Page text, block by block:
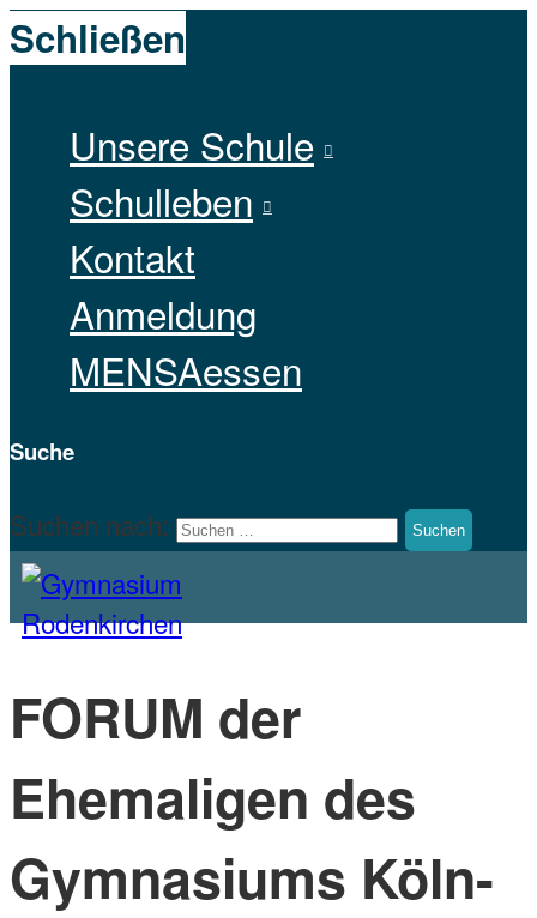
Schließen
Unsere Schule
Schulleben
Kontakt
Anmeldung
MENSAessen
Suche
Suchen nach:
Gymnasium Rodenkirchen
Homepage des Gymnasiums Rodenkirchen
FORUM der
Ehemaligen des
Gymnasiums Köln-